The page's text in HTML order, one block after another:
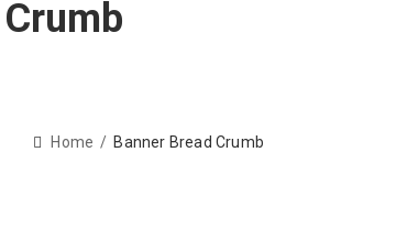
Home Banner Bread Crumb